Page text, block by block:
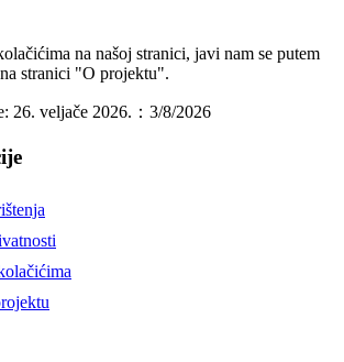
na našoj stranici, javi nam se putem
stranici "O projektu".
26. veljače 2026. ： 3/8/2026